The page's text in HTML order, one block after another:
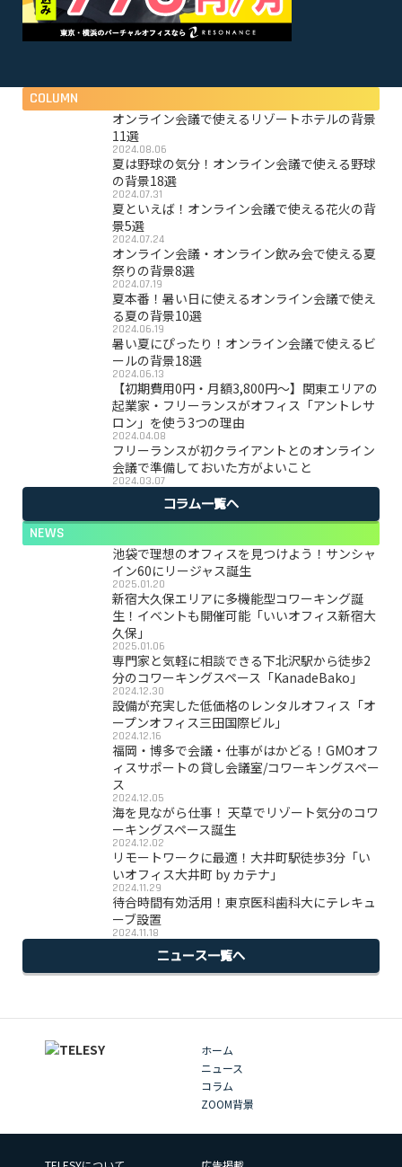
COLUMN
オンライン会議で使えるリゾートホテルの背景
11選
2024.08.06
夏は野球の気分！オンライン会議で使える野球
の背景18選
2024.07.31
夏といえば！オンライン会議で使える花火の背
景5選
2024.07.24
オンライン会議・オンライン飲み会で使える夏
祭りの背景8選
2024.07.19
夏本番！暑い日に使えるオンライン会議で使え
る夏の背景10選
2024.06.19
暑い夏にぴったり！オンライン会議で使えるビ
ールの背景18選
2024.06.13
【初期費用0円・月額3,800円〜】関東エリアの
起業家・フリーランスがオフィス「アントレサ
ロン」を使う3つの理由
2024.04.08
フリーランスが初クライアントとのオンライン
会議で準備しておいた方がよいこと
2024.03.07
コラム一覧へ
NEWS
池袋で理想のオフィスを見つけよう！サンシャ
イン60にリージャス誕生
2025.01.20
新宿大久保エリアに多機能型コワーキング誕
生！イベントも開催可能「いいオフィス新宿大
久保」
2025.01.06
専門家と気軽に相談できる下北沢駅から徒歩2
分のコワーキングスペース「KanadeBako」
2024.12.30
設備が充実した低価格のレンタルオフィス「オ
ープンオフィス三田国際ビル」
2024.12.16
福岡・博多で会議・仕事がはかどる！GMOオフ
ィスサポートの貸し会議室/コワーキングスペー
ス
2024.12.05
海を見ながら仕事！ 天草でリゾート気分のコワ
ーキングスペース誕生
2024.12.02
リモートワークに最適！大井町駅徒歩3分「い
いオフィス大井町 by カテナ」
2024.11.29
待合時間有効活用！東京医科歯科大にテレキュ
ーブ設置
2024.11.18
ニュース一覧へ
ホーム
ニュース
コラム
ZOOM背景